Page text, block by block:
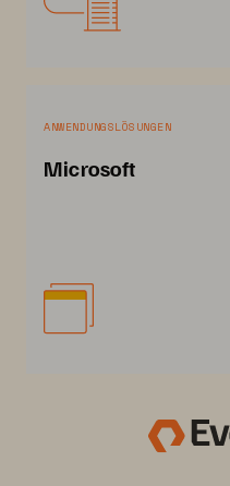
ANWENDUNGSLÖSUNGEN
Microsoft